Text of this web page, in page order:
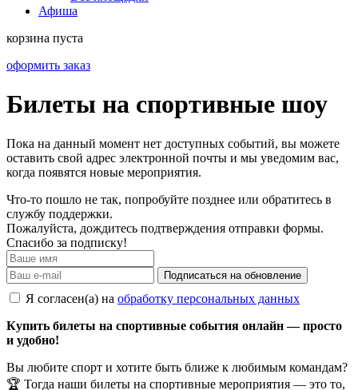
Афиша
корзина пуста
оформить заказ
Билеты на спортивные шоу
Пока на данный момент нет доступных событий, вы можете
оставить свой адрес электронной почты и мы уведомим вас,
когда появятся новые мероприятия.
Что-то пошло не так, попробуйте позднее или обратитесь в
службу поддержки.
Пожалуйста, дождитесь подтверждения отправки формы.
Спасибо за подписку!
Подписаться на обновление
Я согласен(а) на обработку персональных данных
Купить билеты на спортивные события онлайн — просто
и удобно!
Вы любите спорт и хотите быть ближе к любимым командам?
🏆 Тогда наши билеты на спортивные мероприятия — это то,